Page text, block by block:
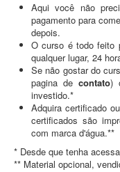
Aqui você não
pagamento para
depois.
O curso é todo feito
qualquer lugar, 24
Se não gostar do
pagina de contato)
investido.*
Adquira certificado
certificados são
com marca d'água.**
* Desde que tenha
** Material opcional,